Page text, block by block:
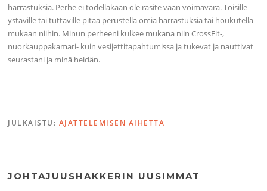
harrastuksia. Perhe ei todellakaan ole rasite vaan voimavara. Toisille
ystäville tai tuttaville pitää perustella omia harrastuksia tai houkutella
mukaan niihin. Minun perheeni kulkee mukana niin CrossFit-,
nuorkauppakamari- kuin vesijettitapahtumissa ja tukevat ja nauttivat
seurastani ja minä heidän.
JULKAISTU: AJATTELEMISEN AIHETTA
JOHTAJUUSHAKKERIN UUSIMMAT